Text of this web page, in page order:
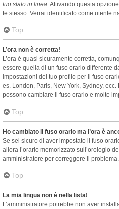
tuo stato in linea. Attivando questa
te stesso. Verrai identificato come utente
Top
L’ora non è corretta!
L’ora è quasi sicuramente corretta,
essere quella di un fuso orario differente
impostazioni del tuo profilo per il fuso
es. London, Paris, New York, Sydney,
possono cambiare il fuso orario e molte
Top
Ho cambiato il fuso orario ma l’ora è
Se sei sicuro di aver impostato il fuso
allora l’orario memorizzato sull’orologio
amministratore per correggere il problema.
Top
La mia lingua non è nella lista!
L’amministratore potrebbe non aver